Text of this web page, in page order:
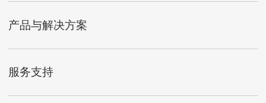
产品与解决方案
服务支持